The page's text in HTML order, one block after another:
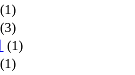
(1)
(3)
(1)
(1)